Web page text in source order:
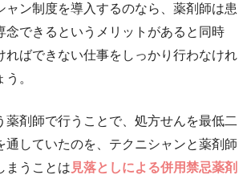
ャン制度を導入するのなら、薬剤師は患
念できるというメリットがあると同時
ればできない仕事をしっかり行わなけれ
。
薬剤師で行うことで、処方せんを最低二
通していたのを、テクニシャンと薬剤師
まうことは 見落としによる併用禁忌薬剤